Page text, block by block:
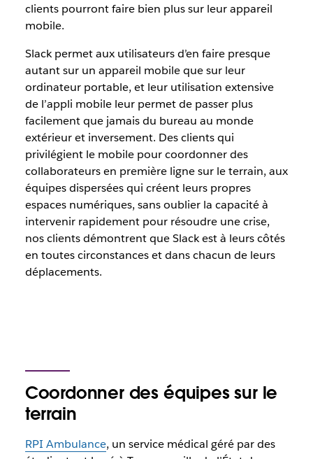
clients pourront faire bien plus sur leur appareil
mobile.
Slack permet aux utilisateurs d’en faire presque
autant sur un appareil mobile que sur leur
ordinateur portable, et leur utilisation extensive
de l’appli mobile leur permet de passer plus
facilement que jamais du bureau au monde
extérieur et inversement. Des clients qui
privilégient le mobile pour coordonner des
collaborateurs en première ligne sur le terrain, aux
équipes dispersées qui créent leurs propres
espaces numériques, sans oublier la capacité à
intervenir rapidement pour résoudre une crise,
nos clients démontrent que Slack est à leurs côtés
en toutes circonstances et dans chacun de leurs
déplacements.
Coordonner des équipes sur le
terrain
RPI Ambulance, un service médical géré par des